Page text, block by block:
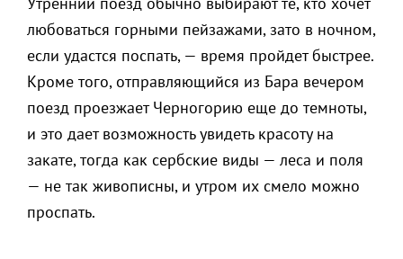
любоваться горными пейзажами, зато в ночном,
если удастся поспать, — время пройдет быстрее.
Кроме того, отправляющийся из Бара вечером
поезд проезжает Черногорию еще до темноты,
и это дает возможность увидеть красоту на
закате, тогда как сербские виды — леса и поля
— не так живописны, и утром их смело можно
проспать.